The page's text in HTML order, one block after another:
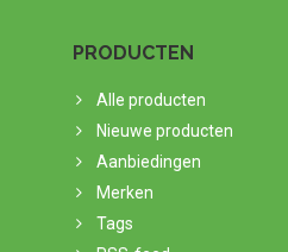
PRODUCTEN
Alle producten
Nieuwe producten
Aanbiedingen
Merken
Tags